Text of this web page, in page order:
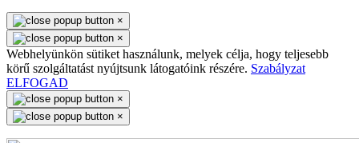
×
×
Webhelyünkön sütiket használunk, melyek célja, hogy teljesebb
körű szolgáltatást nyújtsunk látogatóink részére. Szabályzat
ELFOGAD
×
×